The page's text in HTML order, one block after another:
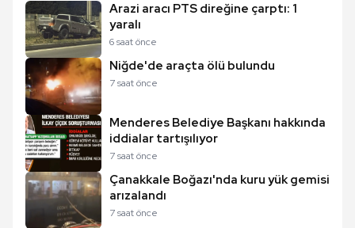
Arazi aracı PTS direğine çarptı: 1
yaralı
6 saat önce
Niğde'de araçta ölü bulundu
7 saat önce
Menderes Belediye Başkanı hakkında
iddialar tartışılıyor
7 saat önce
Çanakkale Boğazı'nda kuru yük gemisi
arızalandı
7 saat önce